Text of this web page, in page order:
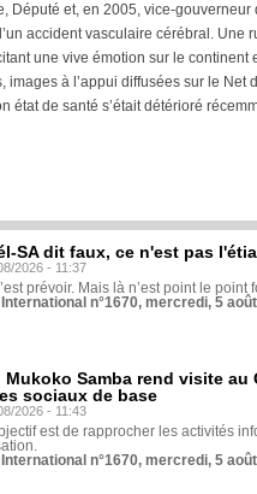
Député et, en 2005, vice-
accident vasculaire cérébral. Une
une vive émotion sur le
à l’appui diffusées sur le Net
état de santé s’était détérioré
SA dit faux, ce n'est pas
2026 - 11:37
prévoir. Mais là n’est point le
International n°1670, mercredi, 5
Mukoko Samba rend visite
sociaux de base
2026 - 11:43
est de rapprocher les activités
International n°1670, mercredi, 5